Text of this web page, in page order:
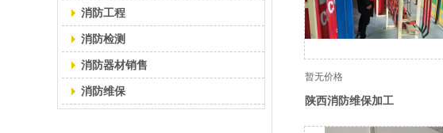
消防工程
消防检测
消防器材销售
消防维保
暂无价格
陕西消防维保加工